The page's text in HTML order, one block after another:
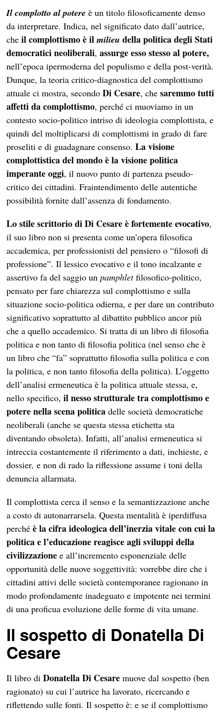
Il complotto al potere è un titolo filosoficamente denso
da interpretare. Indica, nel significato dato dall’autrice,
cheil complottismo è ilmilieu della politica degli Stati
democratici neoliberali,assurge esso stesso al potere,
nell’epoca ipermoderna del populismo e della post-verità.
Dunque, la teoria critico-diagnostica del complottismo
attuale ci mostra, secondoDi Cesare, chesaremmo tutti
affetti da complottismo, perché ci muoviamo in un
contesto socio-politico intriso di ideologia complottista, e
quindi del moltiplicarsi di complottismi in grado di fare
proseliti e di guadagnare consenso.La visione
complottistica del mondo è la visione politica
imperante oggi, il nuovo punto di partenza pseudo-
critico dei cittadini. Fraintendimento delle autentiche
possibilità fornite dall’assenza di fondamento.
Lo stile scrittorio di Di Cesare è fortemente evocativo,
il suo libro non si presenta come un’opera filosofica
accademica, per professionisti del pensiero o “filosofi di
professione”. Il lessico evocativo e il tono incalzante e
assertivo fa del saggio unpamphletfilosofico-politico,
pensato per fare chiarezza sul complottismo e sulla
situazione socio-politica odierna, e per dare un contributo
significativo soprattutto al dibattito pubblico ancor più
che a quello accademico. Si tratta di un libro di filosofia
politica e non tanto di filosofia politica (nel senso che è
un libro che “fa” soprattutto filosofia sulla politica e con
la politica, e non tanto filosofia della politica). L’oggetto
dell’analisi ermeneutica è la politica attuale stessa, e,
nello specifico,il nesso strutturale tra complottismo e
potere nella scena politica delle società democratiche
neoliberali (anche se questa stessa etichetta sta
diventando obsoleta). Infatti, all’analisi ermeneutica si
intreccia costantemente il riferimento a dati, inchieste, e
dossier, e non di rado la riflessione assume i toni della
denuncia allarmata.
Il complottista cerca il senso e la semantizzazione anche
a costo di autonarrarsela. Questa mentalità è iperdiffusa
perchéè la cifra ideologica dell’inerzia vitale con cui la
politica e l’educazione reagisce agli sviluppi della
civilizzazione e all’incremento esponenziale delle
opportunità delle nuove soggettività: vorrebbe dire che i
cittadini attivi delle società contemporanee ragionano in
modo profondamente inadeguato e impotente nei termini
di una proficua evoluzione delle forme di vita umane.
Il sospetto di Donatella Di
Cesare
Il libro diDonatella Di Cesaremuove dal sospetto (ben
ragionato) su cui l’autrice ha lavorato, ricercando e
riflettendo sulle fonti. Il sospetto è: e se il complottismo